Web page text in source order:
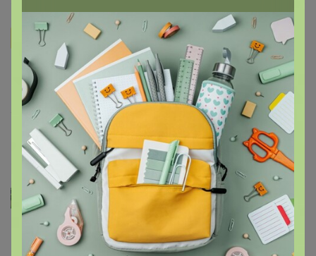
Бонифаций
Ксюх, добрый вечер
Спасибо, что обратили на
это внимание, сейчас в описании изменю. Конечно же
там капсулы
13 октября, 2025 22:05
Ксюх
Здравствуйте! Подскажите, это все таки таблетки или
капсулы? В названии написано таблетки, а на фото